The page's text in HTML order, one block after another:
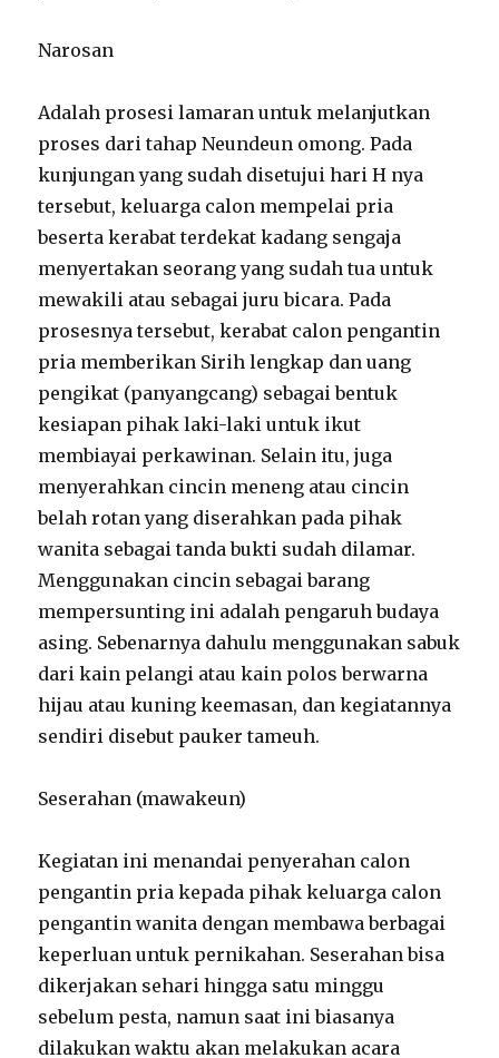
Narosan
Adalah prosesi lamaran untuk melanjutkan
proses dari tahap Neundeun omong. Pada
kunjungan yang sudah disetujui hari H nya
tersebut, keluarga calon mempelai pria
beserta kerabat terdekat kadang sengaja
menyertakan seorang yang sudah tua untuk
mewakili atau sebagai juru bicara. Pada
prosesnya tersebut, kerabat calon pengantin
pria memberikan Sirih lengkap dan uang
pengikat (panyangcang) sebagai bentuk
kesiapan pihak laki-laki untuk ikut
membiayai perkawinan. Selain itu, juga
menyerahkan cincin meneng atau cincin
belah rotan yang diserahkan pada pihak
wanita sebagai tanda bukti sudah dilamar.
Menggunakan cincin sebagai barang
mempersunting ini adalah pengaruh budaya
asing. Sebenarnya dahulu menggunakan sabuk
dari kain pelangi atau kain polos berwarna
hijau atau kuning keemasan, dan kegiatannya
sendiri disebut pauker tameuh.
Seserahan (mawakeun)
Kegiatan ini menandai penyerahan calon
pengantin pria kepada pihak keluarga calon
pengantin wanita dengan membawa berbagai
keperluan untuk pernikahan. Seserahan bisa
dikerjakan sehari hingga satu minggu
sebelum pesta, namun saat ini biasanya
dilakukan waktu akan melakukan acara